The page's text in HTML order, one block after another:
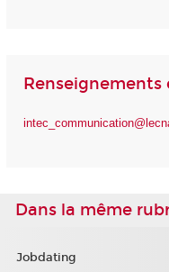
Dans la même
Jobdating